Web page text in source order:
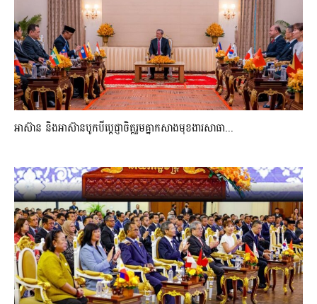
អាស៊ាន និងអាស៊ានបូកបីប្តេជ្ញាចិត្តរួមគ្នាកសាងមុខងារសាធា...